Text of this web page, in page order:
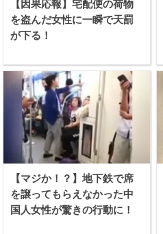
【因果応報】宅配便の荷物
を盗んだ女性に一瞬で天罰
が下る！
【マジか！？】地下鉄で席
を譲ってもらえなかった中
国人女性が驚きの行動に！